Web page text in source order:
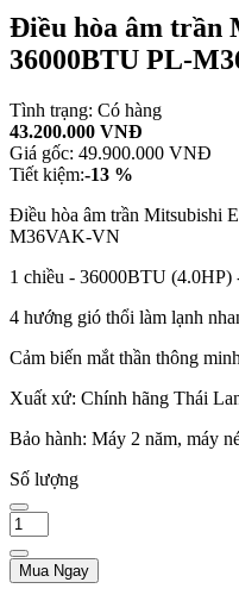
Điều hòa âm trần
36000BTU PL-
Tình trạng: Có hàng
43.200.000 VNĐ
Giá gốc: 49.900.000 VNĐ
Tiết kiệm:-13 %
Điều hòa âm trần Mitsubishi
M36VAK-VN
1 chiều - 36000BTU (4.0HP)
4 hướng gió thổi làm lạnh
Cảm biến mắt thần thông
Xuất xứ: Chính hãng Thái
Bảo hành: Máy 2 năm, máy
Số lượng
Mua Ngay